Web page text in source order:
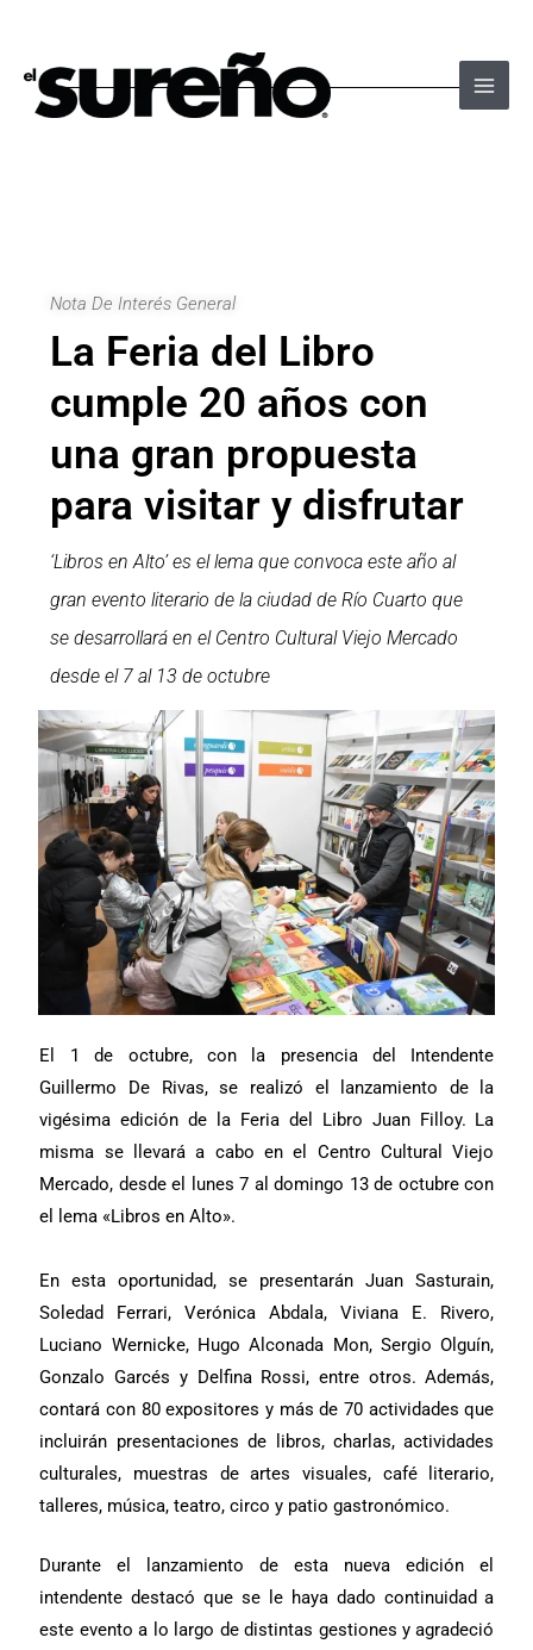
contenido
Nota De Interés General
La Feria del Libro
cumple 20 años con
una gran propuesta
para visitar y disfrutar
‘Libros en Alto’ es el lema que convoca este año al
gran evento literario de la ciudad de Río Cuarto que
se desarrollará en el Centro Cultural Viejo Mercado
desde el 7 al 13 de octubre
El 1 de octubre, con la presencia del Intendente
Guillermo De Rivas, se realizó el lanzamiento de la
vigésima edición de la Feria del Libro Juan Filloy. La
misma se llevará a cabo en el Centro Cultural Viejo
Mercado, desde el lunes 7 al domingo 13 de octubre con
el lema «Libros en Alto».
En esta oportunidad, se presentarán Juan Sasturain,
Soledad Ferrari, Verónica Abdala, Viviana E. Rivero,
Luciano Wernicke, Hugo Alconada Mon, Sergio Olguín,
Gonzalo Garcés y Delfina Rossi, entre otros. Además,
contará con 80 expositores y más de 70 actividades que
incluirán presentaciones de libros, charlas, actividades
culturales, muestras de artes visuales, café literario,
talleres, música, teatro, circo y patio gastronómico.
Durante el lanzamiento de esta nueva edición el
intendente destacó que se le haya dado continuidad a
este evento a lo largo de distintas gestiones y agradeció
entradas